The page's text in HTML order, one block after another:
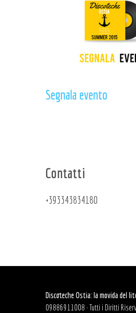
Segnala evento
Contatti
+393343834180
Discoteche Ostia: la movida del
09886911008 · Tutti i Diritti